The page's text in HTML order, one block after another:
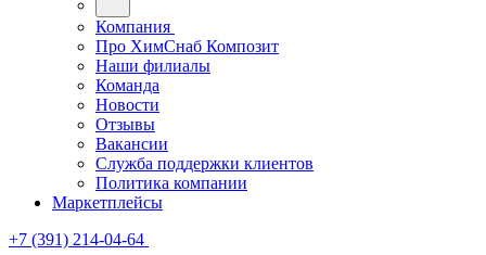
Компания
Про ХимСнаб Композит
Наши филиалы
Команда
Новости
Отзывы
Вакансии
Служба поддержки клиентов
Политика компании
Маркетплейсы
+7 (391) 214-04-64